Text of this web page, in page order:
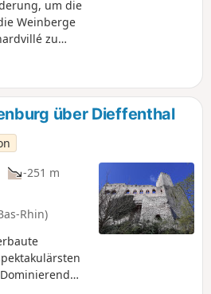
um die
Weinberge
zu
den
über Dieffenthal
-251 m
Rhin)